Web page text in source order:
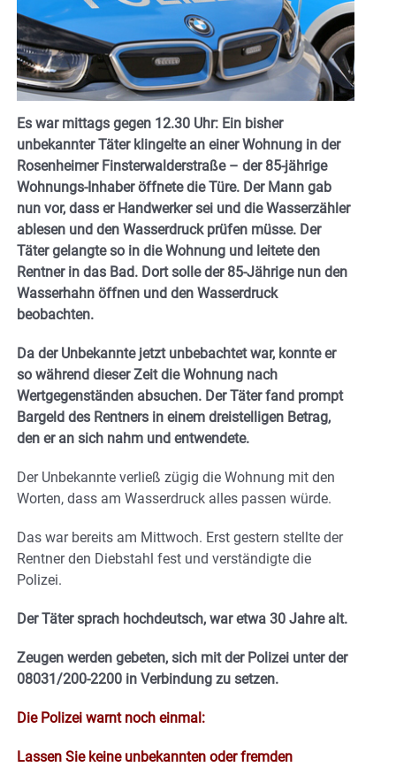
Es war mittags gegen 12.30 Uhr: Ein bisher
unbekannter Täter klingelte an einer Wohnung in der
Rosenheimer Finsterwalderstraße – der 85-jährige
Wohnungs-Inhaber öffnete die Türe. Der Mann gab
nun vor, dass er Handwerker sei und die Wasserzähler
ablesen und den Wasserdruck prüfen müsse. Der
Täter gelangte so in die Wohnung und leitete den
Rentner in das Bad. Dort solle der 85-Jährige nun den
Wasserhahn öffnen und den Wasserdruck
beobachten.
Da der Unbekannte jetzt unbebachtet war, konnte er
so während dieser Zeit die Wohnung nach
Wertgegenständen absuchen. Der Täter fand prompt
Bargeld des Rentners in einem dreistelligen Betrag,
den er an sich nahm und entwendete.
Der Unbekannte verließ zügig die Wohnung mit den
Worten, dass am Wasserdruck alles passen würde.
Das war bereits am Mittwoch. Erst gestern stellte der
Rentner den Diebstahl fest und verständigte die
Polizei.
Der Täter sprach hochdeutsch, war etwa 30 Jahre alt.
Zeugen werden gebeten, sich mit der Polizei unter der
08031/200-2200 in Verbindung zu setzen.
Die Polizei warnt noch einmal:
Lassen Sie keine unbekannten oder fremden